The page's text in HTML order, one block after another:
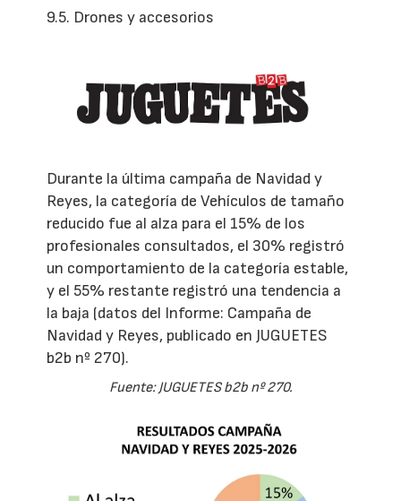
9.5. Drones y accesorios
Durante la última campaña de Navidad y
Reyes, la categoría de Vehículos de tamaño
reducido fue al alza para el 15% de los
profesionales consultados, el 30% registró
un comportamiento de la categoría estable,
y el 55% restante registró una tendencia a
la baja (datos del Informe: Campaña de
Navidad y Reyes, publicado en JUGUETES
b2b nº 270).
Fuente: JUGUETES b2b nº 270.